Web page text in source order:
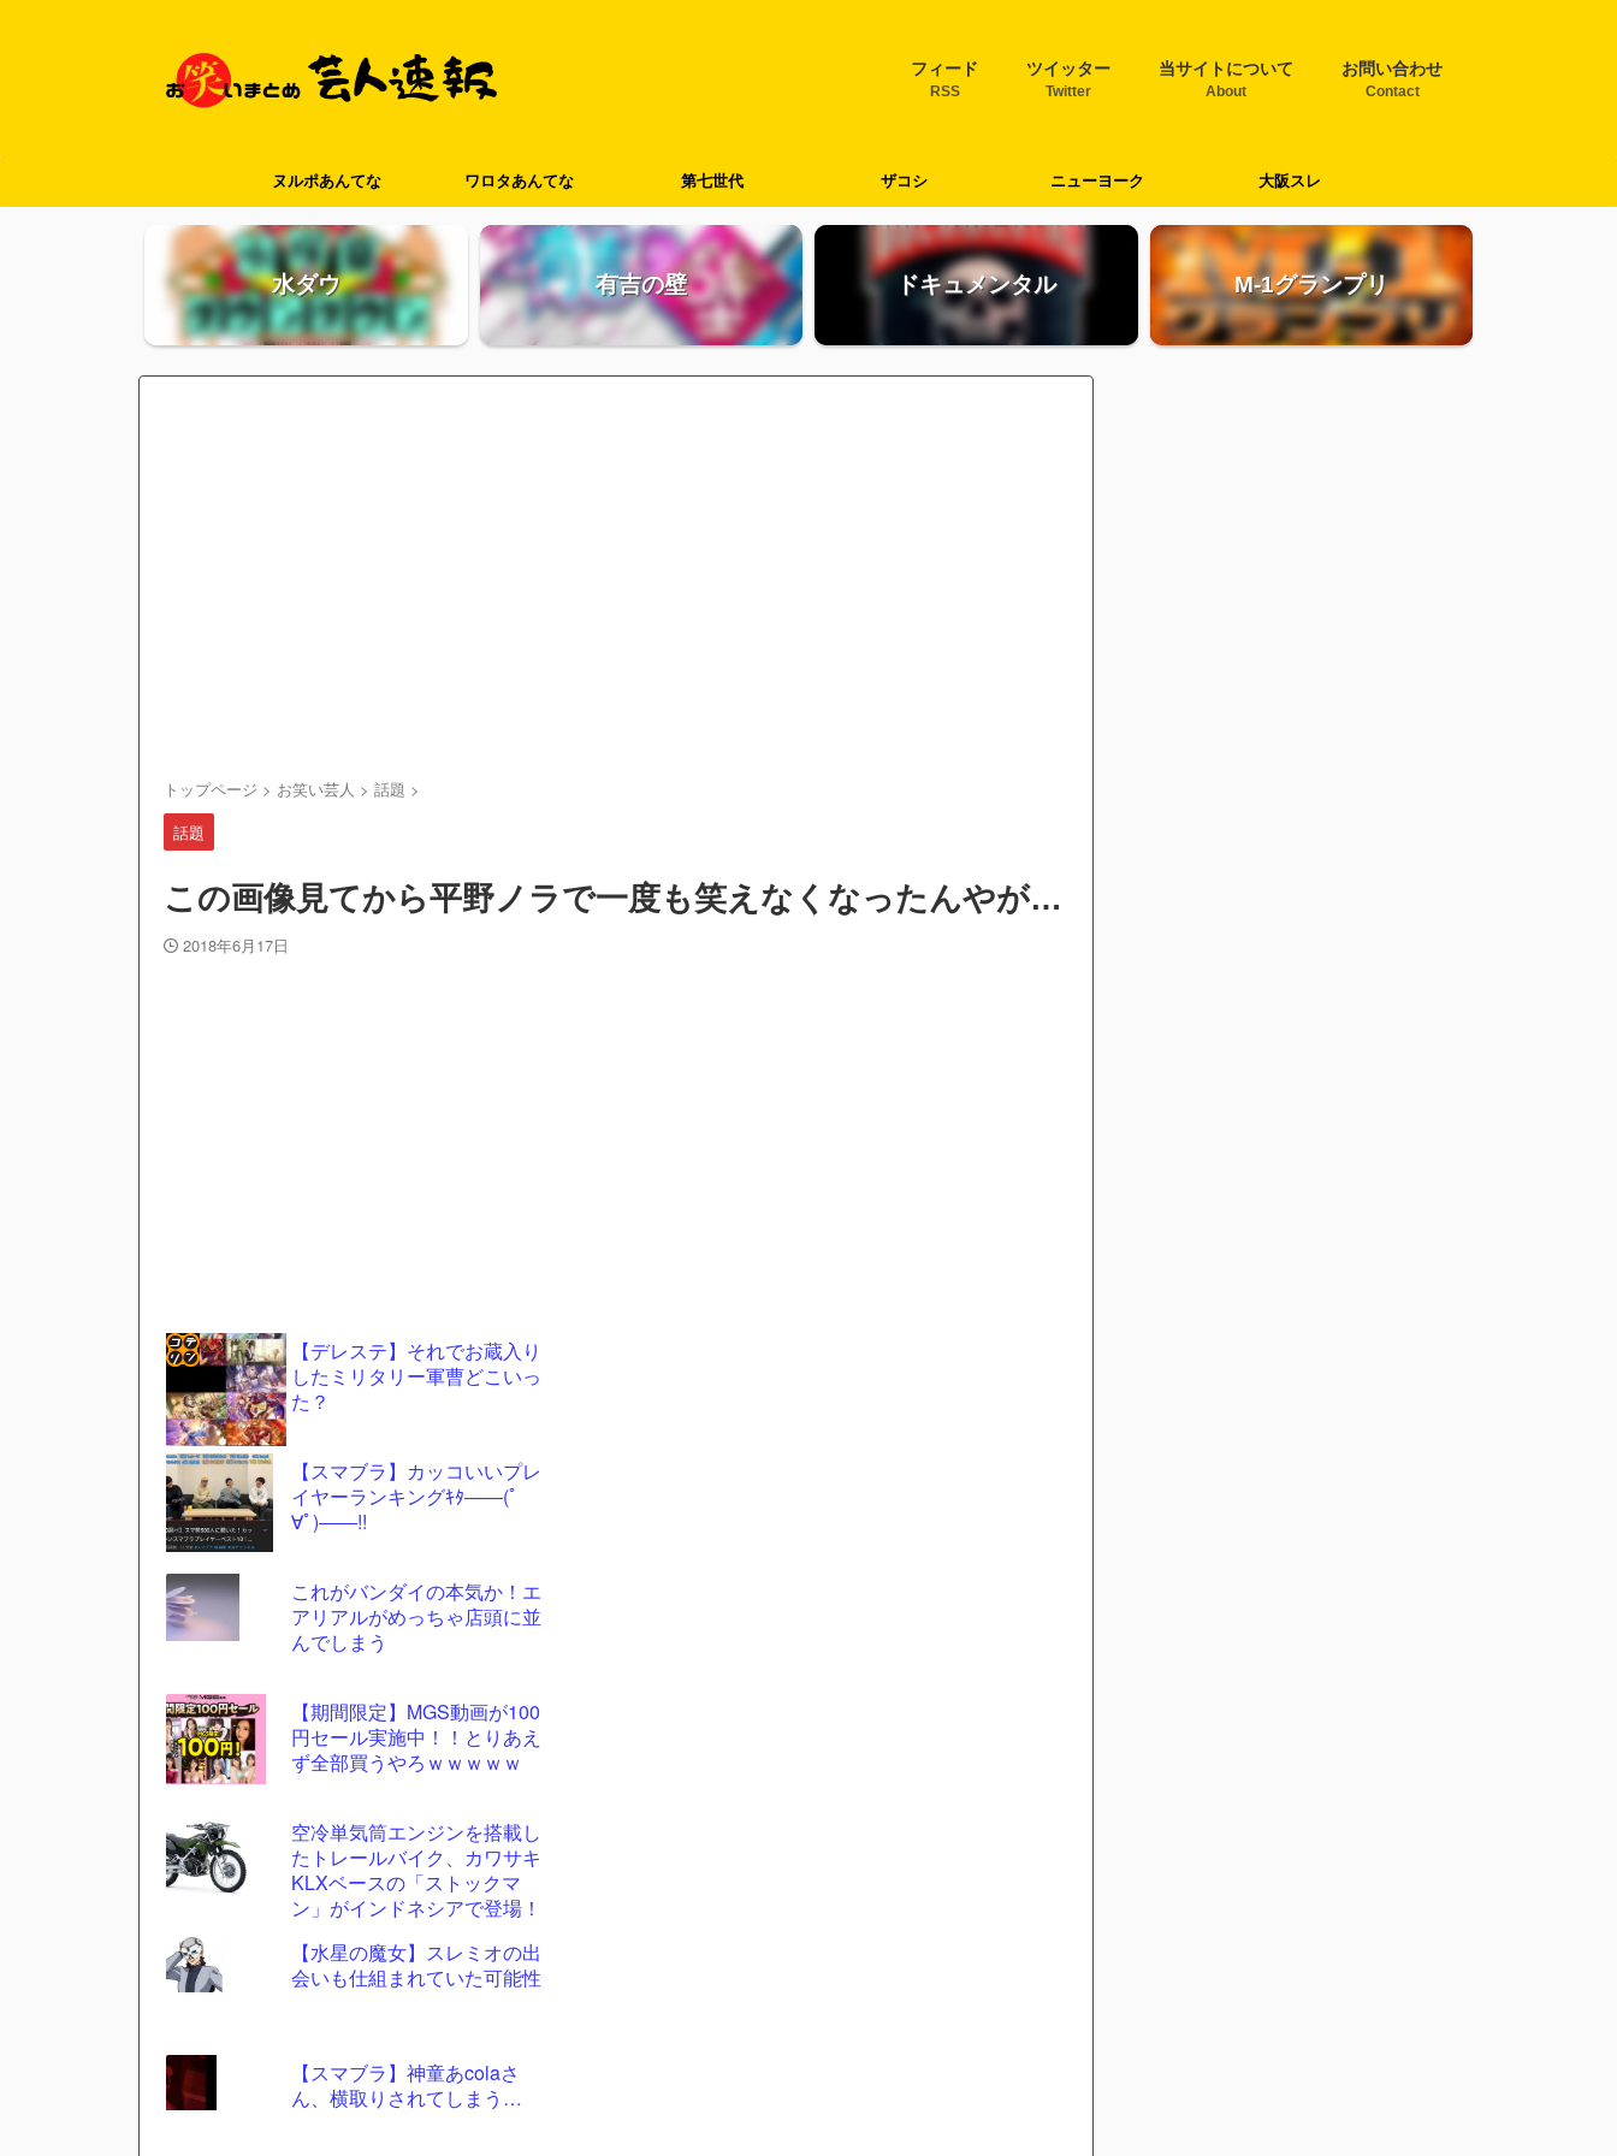
フィード
RSS
ツイッター
Twitter
当サイトについて
About
お問い合わせ
Contact
ヌルポあんてな ワロタあんてな 第七世代 ザコシ ニューヨーク 大阪スレ
水ダウ 有吉の壁 ドキュメンタル M-1グランプリ
トップページ > お笑い芸人 > 話題 >
話題
この画像見てから平野ノラで一度も笑えなくなったんやが…
2018年6月17日
【デレステ】それでお蔵入り
したミリタリー軍曹どこいっ
た？
【スマブラ】カッコいいプレ
イヤーランキングｷﾀ――(ﾟ
∀ﾟ)――!!
これがバンダイの本気か！エ
アリアルがめっちゃ店頭に並
んでしまう
【期間限定】MGS動画が100
円セール実施中！！とりあえ
ず全部買うやろｗｗｗｗｗ
空冷単気筒エンジンを搭載し
たトレールバイク、カワサキ
KLXベースの「ストックマ
ン」がインドネシアで登場！
【水星の魔女】スレミオの出
会いも仕組まれていた可能性
【スマブラ】神童あcolaさ
ん、横取りされてしまう…
リン
- 固
定リ
ンク
自動
更新
ツー